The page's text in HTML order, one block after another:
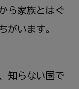
ら家族とはぐ
がいます。
知らない国で